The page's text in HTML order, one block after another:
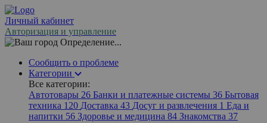
Личный кабинет
Авторизация и управление
Определение...
Сообщить о проблеме
Категории
Все категории:
Автотовары 26 Банки и платежные системы 36 Бытовая
техника 120 Доставка 43 Досуг и развлечения 1 Еда и
напитки 56 Здоровье и медицина 84 Знакомства 37